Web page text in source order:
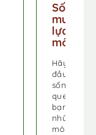
Sống
mua
lựa
môi
Hãy cùng
đầu hành
sống bền
quen mua
bạn.
những lựa
môi